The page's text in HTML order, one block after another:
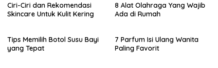
Ciri-Ciri dan Rekomendasi
Skincare Untuk Kulit Kering
8 Alat Olahraga Yang Wajib
Ada di Rumah
Tips Memilih Botol Susu Bayi
yang Tepat
7 Parfum Isi Ulang Wanita
Paling Favorit